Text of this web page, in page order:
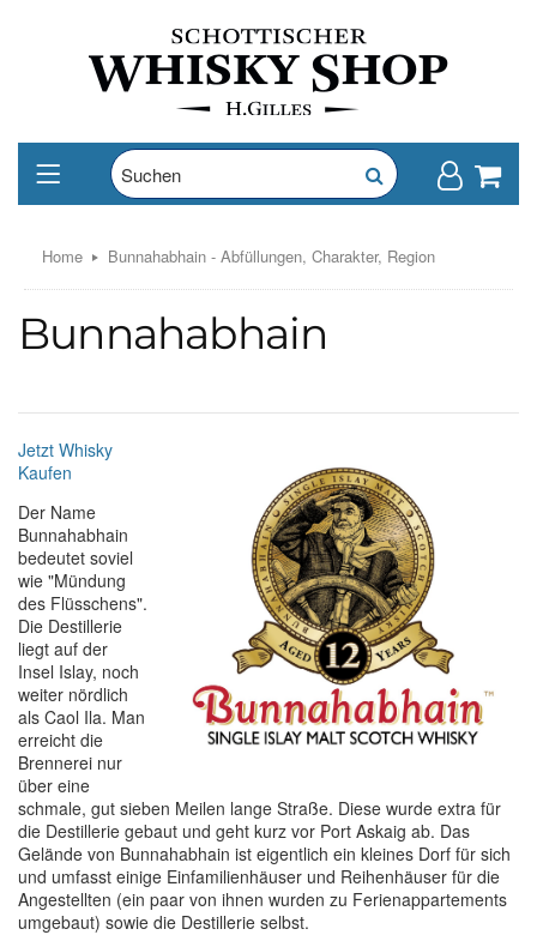
Home Bunnahabhain - Abfüllungen, Charakter, Region
Bunnahabhain
Jetzt Whisky
Kaufen
Der Name
Bunnahabhain
bedeutet soviel
wie "Mündung
des Flüsschens".
Die Destillerie
liegt auf der
Insel Islay, noch
weiter nördlich
als Caol Ila. Man
erreicht die
Brennerei nur
über eine
schmale, gut sieben Meilen lange Straße. Diese wurde extra für
die Destillerie gebaut und geht kurz vor Port Askaig ab. Das
Gelände von Bunnahabhain ist eigentlich ein kleines Dorf für sich
und umfasst einige Einfamilienhäuser und Reihenhäuser für die
Angestellten (ein paar von ihnen wurden zu Ferienappartements
umgebaut) sowie die Destillerie selbst.